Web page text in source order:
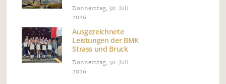
Donnerstag, 30. Juli
2026
Ausgezeichnete
Leistungen der BMK
Strass und Bruck
Donnerstag, 30. Juli
2026